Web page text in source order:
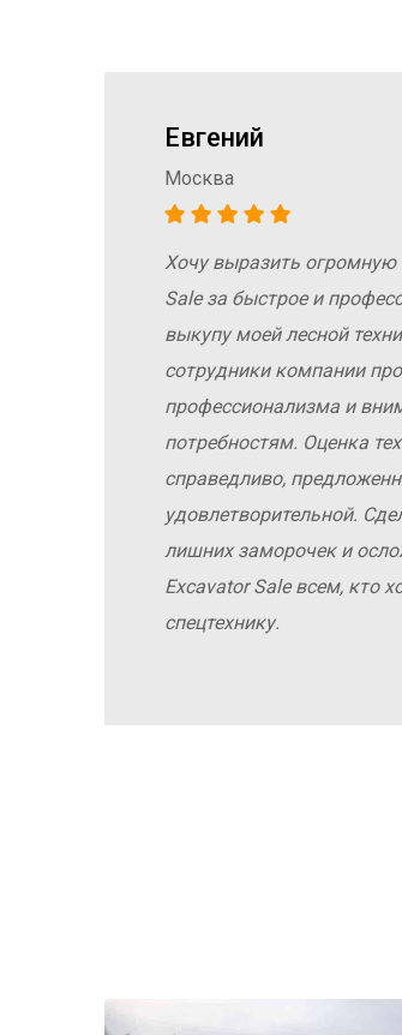
Евгений
Москва
Хочу выразить огромную
Sale за быстрое и
выкупу моей лесной
сотрудники компании
профессионализма и
потребностям. Оценка
справедливо,
удовлетворительной.
лишних заморочек и
Excavator Sale всем, кто
спецтехнику.